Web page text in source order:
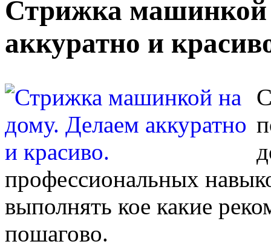
Стрижка машинкой
аккуратно и
профессиональных
выполнять кое какие
пошагово.